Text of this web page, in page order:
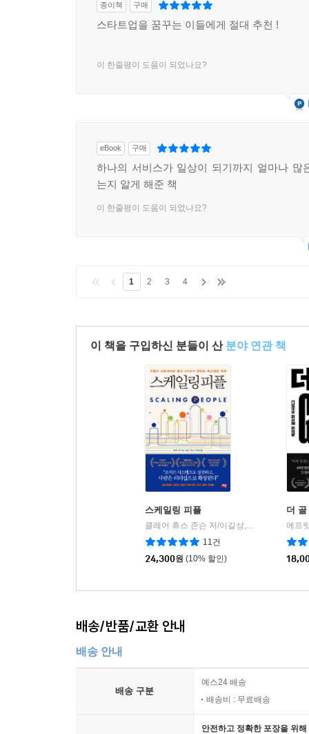
종이책 구매
스타트업을 꿈꾸는 이들에게 절대 추천 !
이 한줄평이 도움이 되었나요?
eBook 구매
하나의 서비스가 일상이 되기까지 얼마나 많
는지 알게 해준 책
이 한줄평이 도움이 되었나요?
1 2 3 4
이 책을 구입하신 분들이 산 분야 연관 책
스케일링 피플
클레어 휴스 존슨 저/이길상,고영훈 역
세종
11건
24,300원 (10% 할인)
더 골
배송/반품/교환 안내
배송 안내
배송 구분
예스24 배송
배송비 : 무료배송
안전하고 정확한 포장을 위